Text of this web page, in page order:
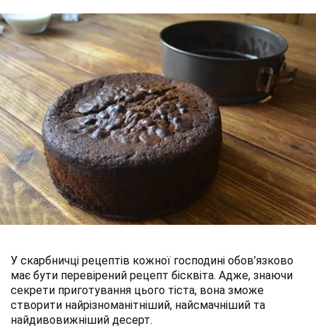
У скарбничці рецептів кожної господині обов’язково
має бути перевірений рецепт бісквіта. Адже, знаючи
секрети приготування цього тіста, вона зможе
створити найрізноманітніший, найсмачніший та
найдивовижніший десерт.